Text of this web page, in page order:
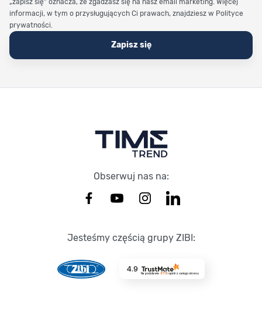
„zapisz się” oznacza, że zgadzasz się na nasz email marketing. Więcej
informacji, w tym o przysługujących Ci prawach, znajdziesz w Polityce
prywatności.
Zapisz się
Obserwuj nas na:
Jesteśmy częścią grupy ZIBI:
4.9
Na podstawie 8719opinii z całego okresu